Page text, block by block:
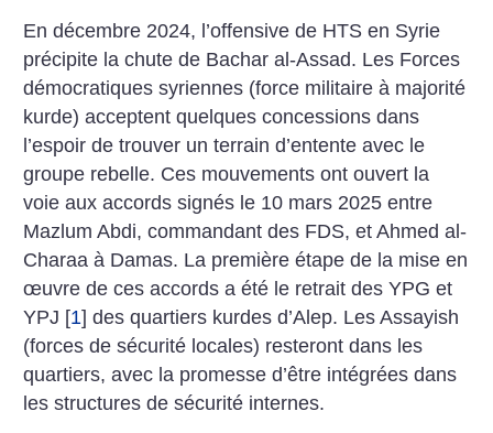
En décembre 2024, l’offensive de HTS en Syrie
précipite la chute de Bachar al-Assad. Les Forces
démocratiques syriennes (force militaire à majorité
kurde) acceptent quelques concessions dans
l’espoir de trouver un terrain d’entente avec le
groupe rebelle. Ces mouvements ont ouvert la
voie aux accords signés le 10 mars 2025 entre
Mazlum Abdi, commandant des FDS, et Ahmed al-
Charaa à Damas. La première étape de la mise en
œuvre de ces accords a été le retrait des YPG et
YPJ [1] des quartiers kurdes d’Alep. Les Assayish
(forces de sécurité locales) resteront dans les
quartiers, avec la promesse d’être intégrées dans
les structures de sécurité internes.